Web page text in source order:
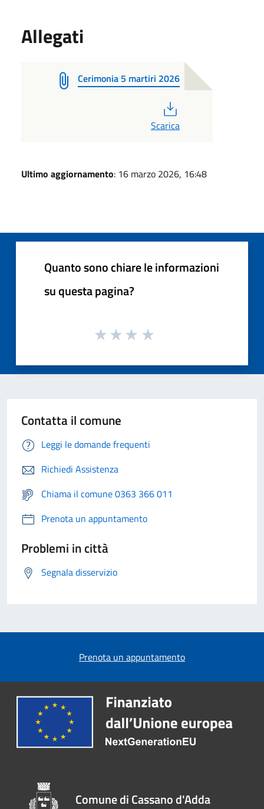
Allegati
Cerimonia 5 martiri 2026
Scarica
Ultimo aggiornamento: 16 marzo 2026, 16:48
Quanto sono chiare le informazioni
su questa pagina?
Contatta il comune
Leggi le domande frequenti
Richiedi Assistenza
Chiama il comune 0363 366 011
Prenota un appuntamento
Problemi in città
Segnala disservizio
Prenota un appuntamento
Comune di Cassano d'Adda